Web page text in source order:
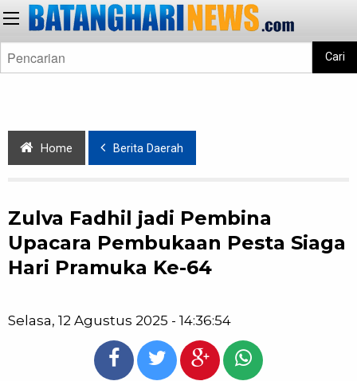
Cari
Home Berita Daerah
Zulva Fadhil jadi Pembina
Upacara Pembukaan Pesta Siaga
Hari Pramuka Ke-64
Selasa, 12 Agustus 2025 - 14:36:54